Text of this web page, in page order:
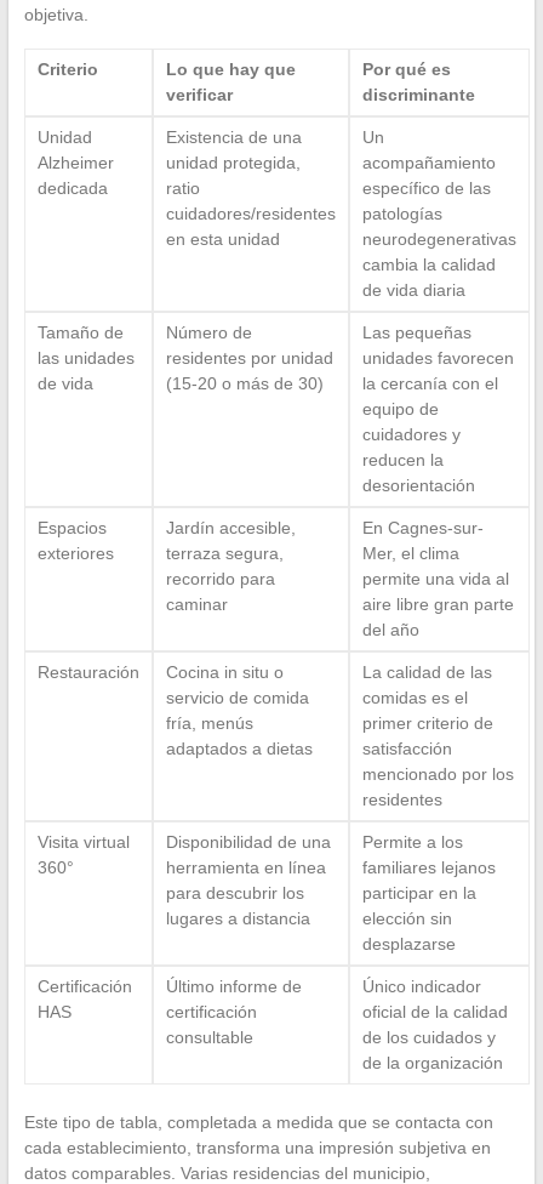
objetiva.
Criterio
Lo que hay que
verificar
Por qué es
discriminante
Unidad
Alzheimer
dedicada
Existencia de una
unidad protegida,
ratio
cuidadores/residentes
en esta unidad
Un
acompañamiento
específico de las
patologías
neurodegenerativas
cambia la calidad
de vida diaria
Tamaño de
las unidades
de vida
Número de
residentes por unidad
(15-20 o más de 30)
Las pequeñas
unidades favorecen
la cercanía con el
equipo de
cuidadores y
reducen la
desorientación
Espacios
exteriores
Jardín accesible,
terraza segura,
recorrido para
caminar
En Cagnes-sur-
Mer, el clima
permite una vida al
aire libre gran parte
del año
Restauración
Cocina in situ o
servicio de comida
fría, menús
adaptados a dietas
La calidad de las
comidas es el
primer criterio de
satisfacción
mencionado por los
residentes
Visita virtual
360°
Disponibilidad de una
herramienta en línea
para descubrir los
lugares a distancia
Permite a los
familiares lejanos
participar en la
elección sin
desplazarse
Certificación
HAS
Último informe de
certificación
consultable
Único indicador
oficial de la calidad
de los cuidados y
de la organización
Este tipo de tabla, completada a medida que se contacta con
cada establecimiento, transforma una impresión subjetiva en
datos comparables. Varias residencias del municipio,